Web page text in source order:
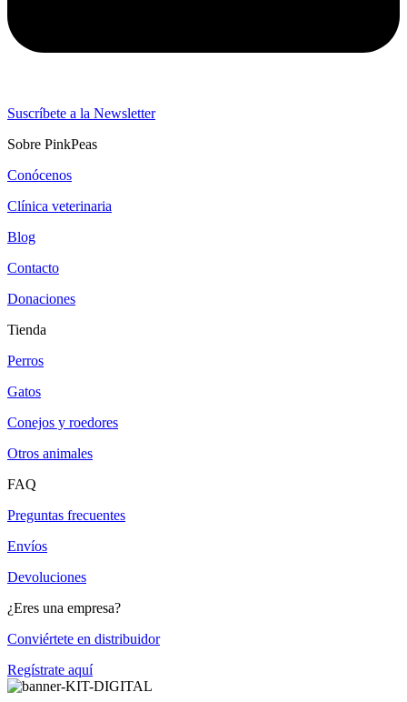
Suscríbete a la Newsletter
Sobre PinkPeas
Conócenos
Clínica veterinaria
Blog
Contacto
Donaciones
Tienda
Perros
Gatos
Conejos y roedores
Otros animales
FAQ
Preguntas frecuentes
Envíos
Devoluciones
¿Eres una empresa?
Conviértete en distribuidor
Regístrate aquí